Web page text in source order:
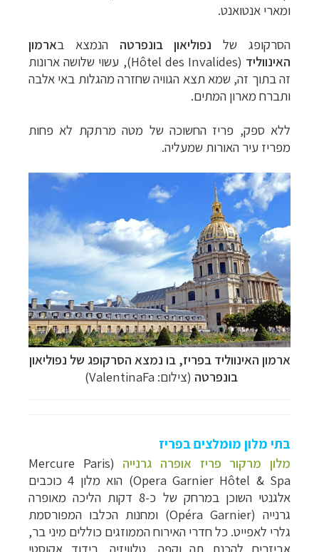
ומארי אנטואנט.
הסרקופג של נפוליאון בונפרטה הנמצא בארמון
האינווליד (
Hôtel des Invalides), עשוי שלושה ארונות
זה בתוך זה, שמא תצא הגוויה שחזרה מהגלות באי אלבה
ותברח מארון המתים.
ללא ספק, פריז החשוכה של מטה מרתקת לא פחות
מפריז עיר האורות שמעליה.
ארמון האינווליד בפריז, בו נמצא הסרקופג של נפוליאון
בונפרטה (צילום: ValentinaFa)
בתי מלון מומלצים בפריז
מלון מרקור פריז אופרה גרנייה (
Mercure Paris
Opera Garnier Hôtel & Spa
) הוא מלון 4 כוכבים
אלגנטי השוכן במרחק של כ-8 דקות הליכה מאופרה
גרנייה (Opéra Garnier) ומחנות הכלבו המפורסמת
גלרי לאפייט. כל חדרי האירוח הממוזגים כוללים מיני בר,